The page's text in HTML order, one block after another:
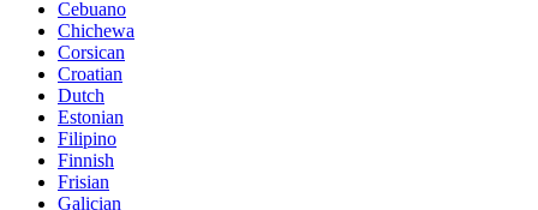
Cebuano
Chichewa
Corsican
Croatian
Dutch
Estonian
Filipino
Finnish
Frisian
Galician